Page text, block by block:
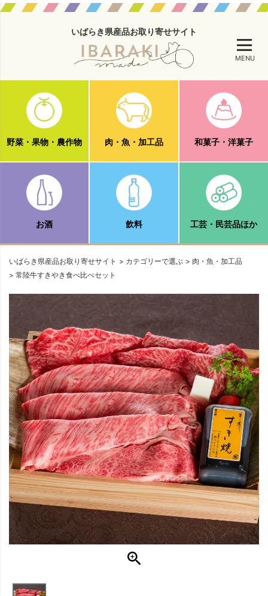
いばらき県産品お取り寄せサイト
MENU
野菜・果物・農作物 肉・魚・加工品 和菓子・洋菓子
お酒 飲料 工芸・民芸品ほか
いばらき県産品お取り寄せサイト カテゴリーで選ぶ
肉・魚・加工品
常陸牛すきやき食べ比べセット